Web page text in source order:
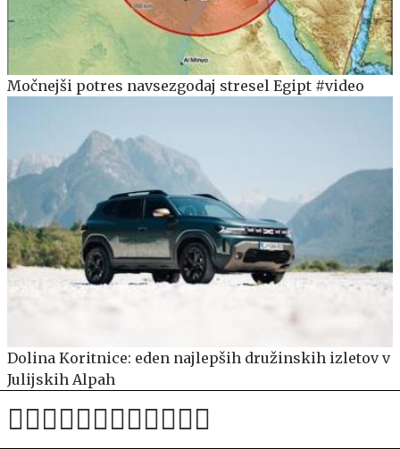
Močnejši potres navsezgodaj stresel Egipt #video
Dolina Koritnice: eden najlepših družinskih izletov v
Julijskih Alpah